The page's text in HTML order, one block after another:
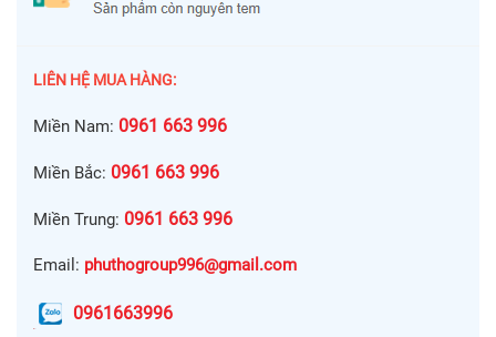
LIÊN HỆ MUA HÀNG:
Miền Nam: 0961 663 996
Miền Bắc: 0961 663 996
Miền Trung: 0961 663 996
Email: phuthogroup996@gmail.com
0961663996